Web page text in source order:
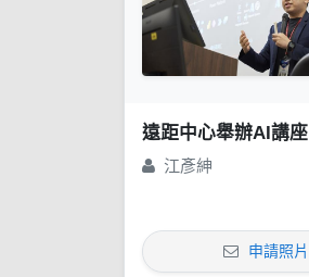
遠距中心舉辦AI講座
江彥紳
申請照片